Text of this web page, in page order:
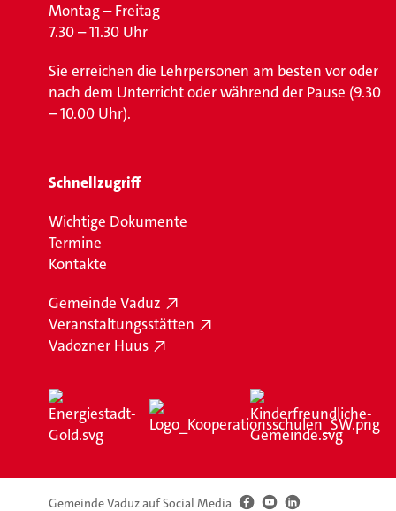
Montag – Freitag
7.30 – 11.30 Uhr
Sie erreichen die Lehrpersonen am besten vor oder
nach dem Unterricht oder während der Pause (9.30
– 10.00 Uhr).
Schnellzugriff
Wichtige Dokumente
Termine
Kontakte
Gemeinde Vaduz
Veranstaltungsstätten
Vadozner Huus
Gemeinde Vaduz auf Social Media